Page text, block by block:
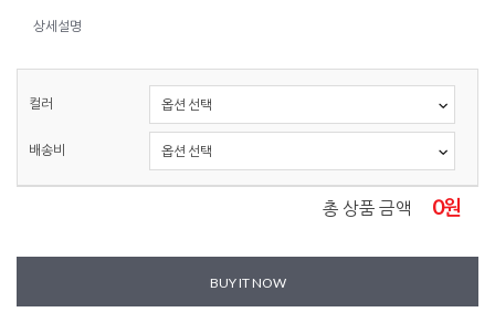
상세설명
컬러
배송비
총 상품 금액 0원
BUY IT NOW